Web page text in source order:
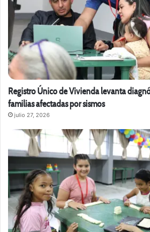
Registro Único de Vivienda levanta
familias afectadas por sismos
julio 27, 2026